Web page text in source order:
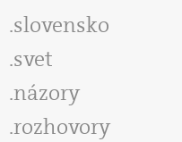
slovensko
svet
názory
rozhovory